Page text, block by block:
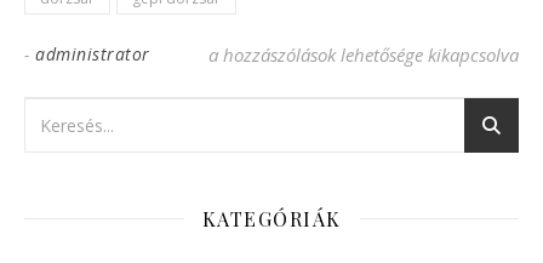
- administrator A gépi dörzsár igényli az emberi
a hozzászólások lehetősége kikapcsolva
KATEGÓRIÁK